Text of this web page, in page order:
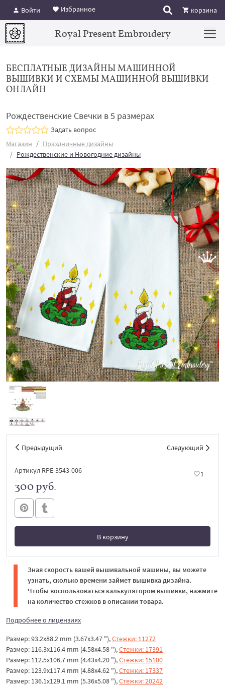
Войти Избранное корзина
Royal Present Embroidery
БЕСПЛАТНЫЕ ДИЗАЙНЫ МАШИННОЙ
ВЫШИВКИ И СХЕМЫ МАШИННОЙ ВЫШИВКИ
ОНЛАЙН
Рождественские Свечки в 5 размерах
Задать вопрос
Магазин
Праздничные дизайны
Рождественские и Новогодние дизайны
Предыдущий Следующий
Артикул RPE-3543-006 1
300 руб.
В корзину
В корзине
Зная скорость вашей вышивальной машины, вы можете
узнать, сколько времени займет вышивка дизайна.
Чтобы воспользоваться калькулятором вышивки, нажмите
на количество стежков в описании товара.
Подробнее о лицензиях
Размер: 93.2x88.2 mm (3.67x3.47 "),Стежки: 11272
Размер: 116.3x116.4 mm (4.58x4.58 "),Стежки: 17391
Размер: 112.5x106.7 mm (4.43x4.20 "),Стежки: 15100
Размер: 123.9x117.4 mm (4.88x4.62 "),Стежки: 17337
Размер: 136.1x129.1 mm (5.36x5.08 "),Стежки: 20242